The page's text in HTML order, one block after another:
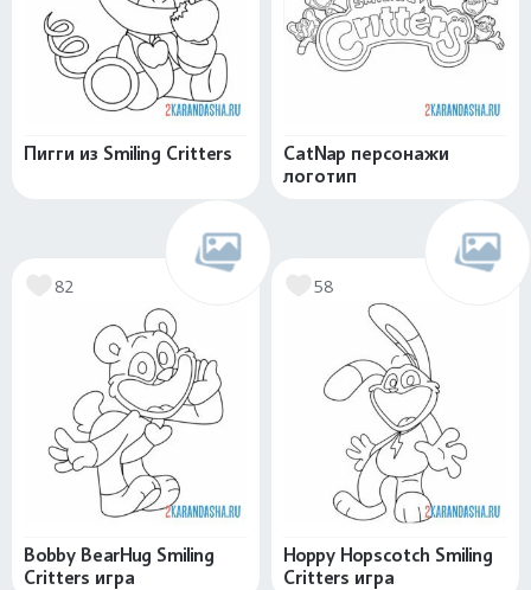
Пигги из Smiling Critters
CatNap персонажи
логотип
82
Bobby BearHug Smiling
Critters игра
58
Hoppy Hopscotch Smiling
Critters игра